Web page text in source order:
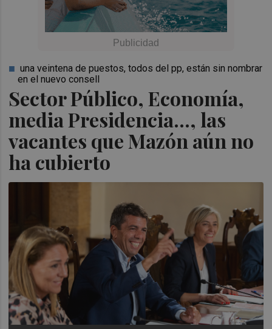
Sector Público, Economía,
media Presidencia..., las
vacantes que Mazón aún no
ha cubierto
una veintena de puestos, todos del pp, están sin nombrar
en el nuevo consell